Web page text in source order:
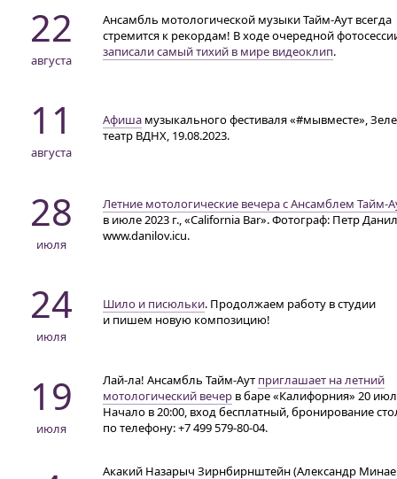
22
августа
Ансамбль мотологической музыкиТайм-Аут всегда
стремится к рекордам! В ходе очередной
записали самый тихий в мире видеоклип.
11
августа
Афиша музыкального фестиваля «#мывместе»,
театр ВДНХ, 19.08.2023.
28
июля
Летние мотологические вечера с Ансамблем Тайм-
в июле 2023 г., «California Bar». Фотограф: Петр
www.danilov.icu.
24
июля
Шило и писюльки. Продолжаем работу в студии
и пишем новую композицию!
19
июля
Лай-ла! Ансамбль Тайм-Аут приглашает на летний
мотологический вечер в баре «Калифорния» 20
Начало в 20:00, вход бесплатный, бронирование
по телефону:+7 499 579-80-04.
Акакий Назарыч Зирнбирнштейн (Александр